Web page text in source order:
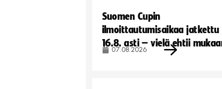
Suomen Cupin
ilmoittautumisaikaa jatkettu
16.8. asti – vielä ehtii
07.08.2026